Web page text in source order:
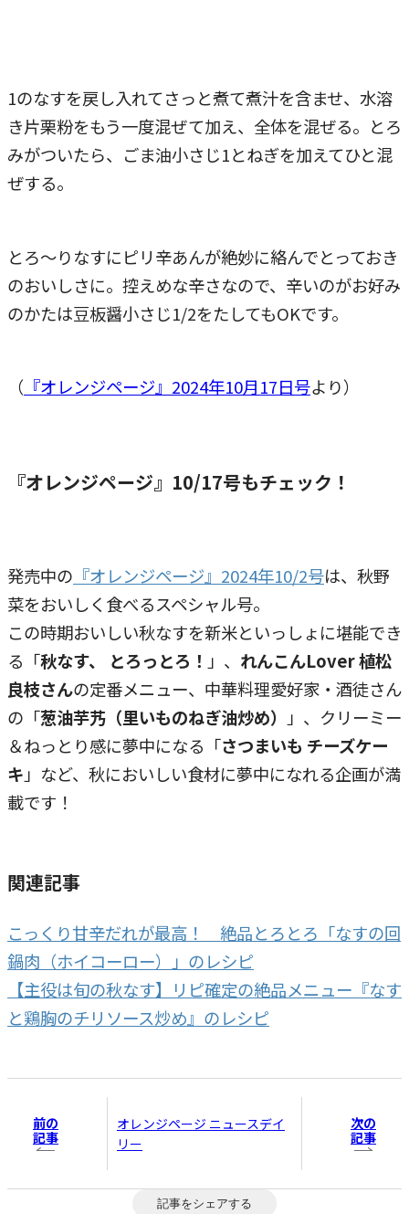
1のなすを戻し入れてさっと煮て煮汁を含ませ、水溶
き片栗粉をもう一度混ぜて加え、全体を混ぜる。とろ
みがついたら、ごま油小さじ1とねぎを加えてひと混
ぜする。
とろ～りなすにピリ辛あんが絶妙に絡んでとっておき
のおいしさに。控えめな辛さなので、辛いのがお好み
のかたは豆板醤小さじ1/2をたしてもOKです。
（ 『オレンジページ』2024年10月17日号より）
『オレンジページ』10/17号もチェック！
発売中の 『オレンジページ』2024年10/2号は、秋野
菜をおいしく食べるスペシャル号。
この時期おいしい秋なすを新米といっしょに堪能でき
る「秋なす、 とろっとろ！ 」、 れんこんLover 植松
良枝さんの定番メニュー、中華料理愛好家・酒徒さん
の「葱油芋艿（里いものねぎ油炒め） 」、クリーミー
＆ねっとり感に夢中になる「さつまいも チーズケー
キ」など、秋においしい食材に夢中になれる企画が満
載です！
関連記事
こっくり甘辛だれが最高！ 絶品とろとろ「なすの回
鍋肉（ホイコーロー）」のレシピ
【主役は旬の秋なす】リピ確定の絶品メニュー『なす
と鶏胸のチリソース炒め』のレシピ
前の
記事
オレンジページ ニュースデイ
リー
次の
記事
記事をシェアする